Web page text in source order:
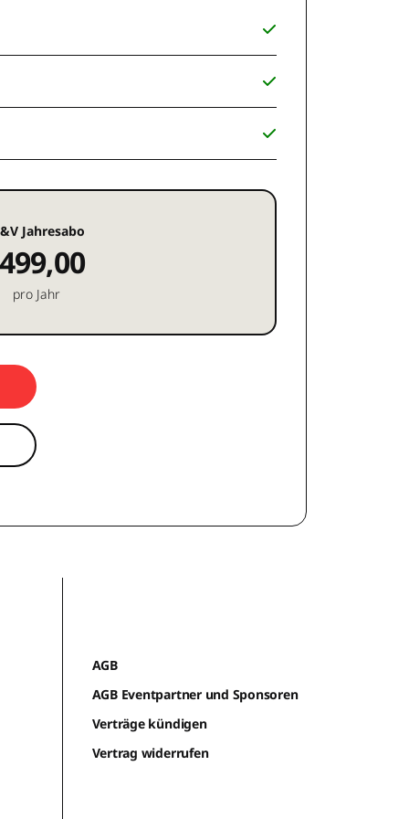
Jahresabo
499,00
pro Jahr
AGB
AGB Eventpartner und Sponsoren
Verträge kündigen
Vertrag widerrufen